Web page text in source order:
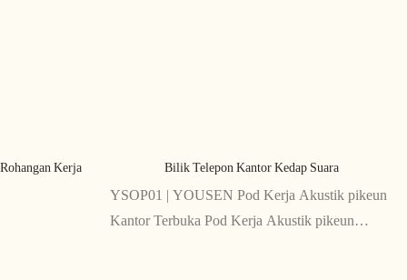
Kerja
Bilik Telepon Kantor Kedap Suara
YSOP01 | YOUSEN Pod Kerja Akustik pikeun
Kantor Terbuka Pod Kerja Akustik pikeun